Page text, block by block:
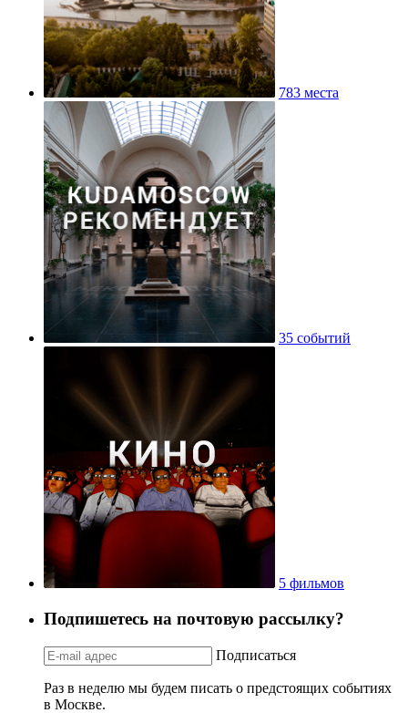
783 места
35 событий
5 фильмов
Подпишетесь на почтовую рассылку?
Подписаться
Раз в неделю мы будем писать о предстоящих событиях
в Москве.